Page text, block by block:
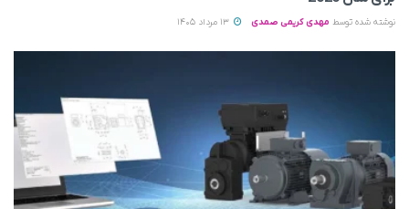
نوشته شده توسط مهدی کریمی صمدی